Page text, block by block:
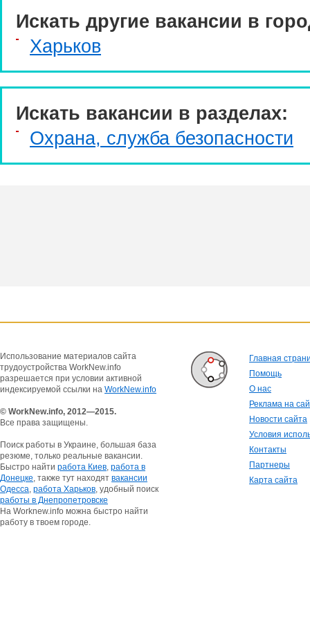
Искать другие вакансии в
Харьков
Искать вакансии в разделах:
Охрана, служба безопасности
Использование материалов сайта
трудоустройства WorkNew.info
разрешается при условии активной
индексируемой ссылки на WorkNew.info
© WorkNew.info, 2012—2015.
Все права защищены.
Поиск работы в Украине, большая база
резюме, только реальные вакансии.
Быстро найти работа Киев, работа в
Донецке, также тут находят вакансии
Одесса, работа Харьков, удобный поиск
работы в Днепропетровске
На Worknew.info можна быстро найти
работу в твоем городе.
Главная
Помощь
О нас
Реклама на
Новости сайта
Условия
Контакты
Партнеры
Карта сайта